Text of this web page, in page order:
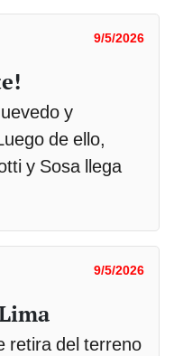
9/5/2026
y
de ello,
y Sosa llega
9/5/2026
retira del terreno